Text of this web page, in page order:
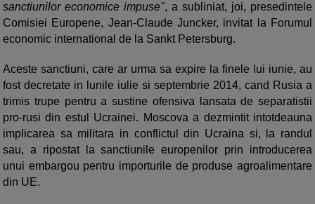
sanctiunilor economice impuse", a subliniat, joi, presedintele
Comisiei Europene, Jean-Claude Juncker, invitat la Forumul
economic international de la Sankt Petersburg.
Aceste sanctiuni, care ar urma sa expire la finele lui iunie, au
fost decretate in lunile iulie si septembrie 2014, cand Rusia a
trimis trupe pentru a sustine ofensiva lansata de separatistii
pro-rusi din estul Ucrainei. Moscova a dezmintit intotdeauna
implicarea sa militara in conflictul din Ucraina si, la randul
sau, a ripostat la sanctiunile europenilor prin introducerea
unui embargou pentru importurile de produse agroalimentare
din UE.